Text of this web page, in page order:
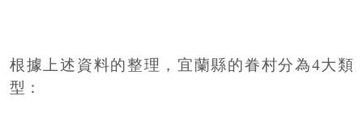
根據上述資料的整理，宜蘭縣的眷村分為4大類
型：